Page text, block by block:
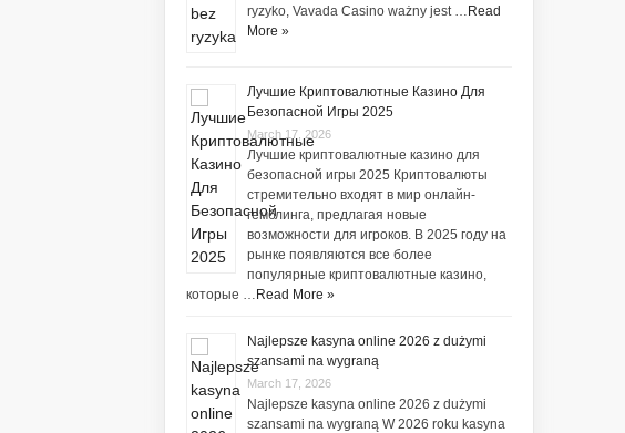
ryzyko, Vavada Casino ważny jest … Read
More »
Лучшие Криптовалютные Казино Для
Безопасной Игры 2025
March 17, 2026
Лучшие криптовалютные казино для
безопасной игры 2025 Криптовалюты
стремительно входят в мир онлайн-
гемблинга, предлагая новые
возможности для игроков. В 2025 году на
рынке появляются все более
популярные криптовалютные казино,
которые … Read More »
Najlepsze kasyna online 2026 z dużymi
szansami na wygraną
March 17, 2026
Najlepsze kasyna online 2026 z dużymi
szansami na wygraną W 2026 roku kasyna